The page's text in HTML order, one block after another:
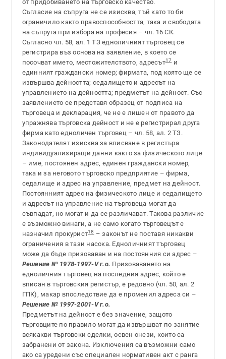
от придобиването на търговско качество.
Съгласие на съпруга не се изисква, тъй като то би
ограничило както правоспособността, така и свободата
на съпруга при избора на професия – чл. 16 СК.
Съгласно чл. 58, ал. 1 ТЗ едноличният търговец се
регистрира въз основа на заявление, в което се
посочват името, местожителството, адресът17и
единният граждански номер; фирмата, под която ще се
извършва дейността; седалището и адресът на
управлението на дейността; предметът на дейност. Със
заявлението се представя образец от подписа на
търговеца и декларация, че не е лишен от правото да
упражнява търговска дейност и не е регистрирал друга
фирма като едноличен търговец – чл. 58, ал. 2 ТЗ.
Законодателят изисква за вписване в регистъра
индивидуализиращи данни както за физическото лице
– име, постоянен адрес, единен граждански номер,
така и за неговото търговско предприятие – фирма,
седалище и адрес на управление, предмет на дейност.
Постоянният адрес на физическото лице и седалището
и адресът на управление на търговеца могат да
съвпадат, но могат и да се различават. Такова различие
е възможно винаги, а не само когато търговецът е
назначил прокурист18– законът не поставя никакви
ограничения в тази насока. Едноличният търговец
може да бъде призоваван и на постоянния си адрес –
Решение № 1978-1997-V г.о. Призоваването на
едноличния търговец на последния адрес, който е
вписан в търговския регистър, е редовно (чл. 50, ал. 2
ГПК), макар впоследствие да е променил адреса си –
Решение № 1997-2001-V г.о.
Предметът на дейност е без значение, защото
търговците по правило могат да извършват по занятие
всякакви търговски сделки, освен онези, които са
забранени от закона. Изключения са възможни само
ако са уредени със специален нормативен акт с ранга